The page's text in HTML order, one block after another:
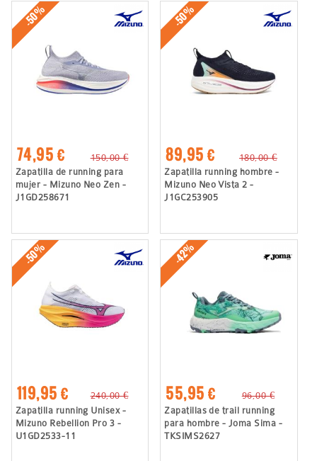
-50%
74,95 €
150,00 €
Zapatilla de running para
mujer - Mizuno Neo Zen -
J1GD258671
-50%
89,95 €
180,00 €
Zapatilla running hombre -
Mizuno Neo Vista 2 -
J1GC253905
-50%
119,95 €
240,00 €
Zapatilla running Unisex -
Mizuno Rebellion Pro 3 -
U1GD2533-11
-42%
55,95 €
96,00 €
Zapatillas de trail running
para hombre - Joma Sima -
TKSIMS2627